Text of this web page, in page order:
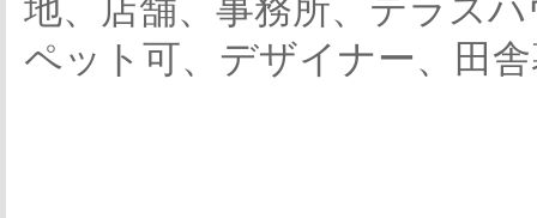
地、店舗、事務所、テラス
ペット可、デザイナー、田